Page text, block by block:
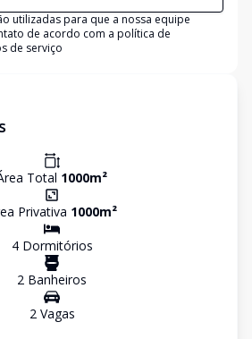
utilizadas para que a nossa equipe
de acordo com a política de
de serviço
Total 1000m²
Privativa 1000m²
4Dormitórios
2 Banheiros
2Vagas